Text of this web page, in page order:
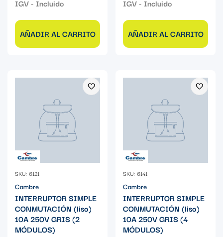
AÑADIR AL CARRITO AÑADIR AL CARRITO
SKU: 6121
Cambre
INTERRUPTOR SIMPLE
CONMUTACIÓN (liso)
10A 250V GRIS (2
MÓDULOS)
SKU: 6141
Cambre
INTERRUPTOR SIMPLE
CONMUTACIÓN (liso)
10A 250V GRIS (4
MÓDULOS)